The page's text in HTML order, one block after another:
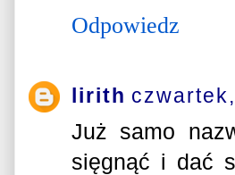
Odpowiedz
lirith
Już samo
sięgnąć i dać